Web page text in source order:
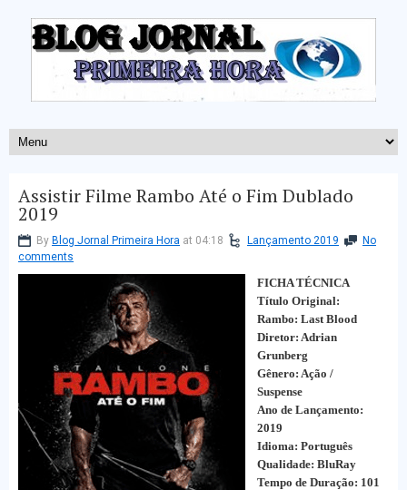
Assistir Filme Rambo Até o Fim Dublado
2019
By Blog Jornal Primeira Hora at 04:18 Lançamento 2019
No
comments
FICHA TÉCNICA
Título Original:
Rambo: Last Blood
Diretor: Adrian
Grunberg
Gênero: Ação /
Suspense
Ano de Lançamento:
2019
Idioma: Português
Qualidade: BluRay
Tempo de Duração: 101